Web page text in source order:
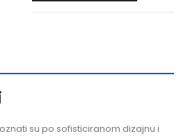
su po sofisticiranom dizajnu i